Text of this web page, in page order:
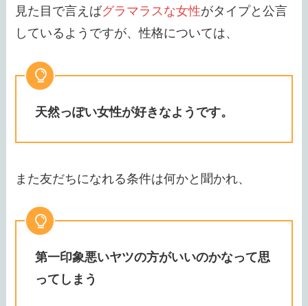
見た目で言えばグラマラスな女性がタイプと公言
しているようですが、性格については、
天然っぽい女性が好きなようです。
また友だちになれる条件は何かと聞かれ、
第一印象悪いヤツの方がいいのかなって思
ってしまう